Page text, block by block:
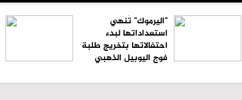
"اليرموك" تُنهي
استعداداتها لبدء
احتفالاتها بتخريج طلبة
فوج اليوبيل الذهبي